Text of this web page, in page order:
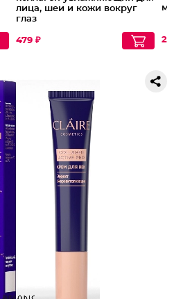
лица, шеи и кожи вокруг
глаз
479 ₽